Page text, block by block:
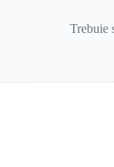
Trebuie